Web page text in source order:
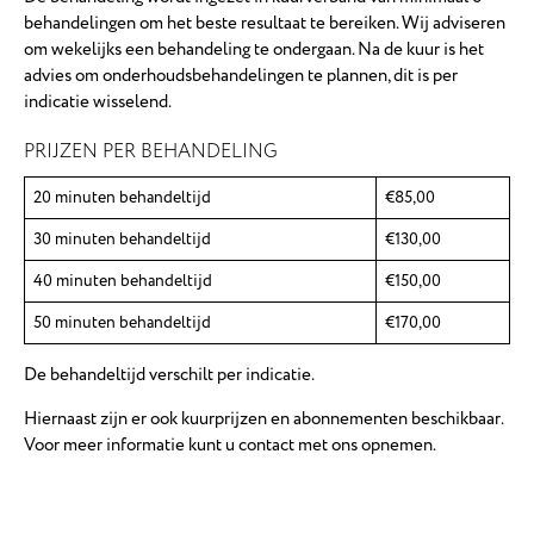
behandelingen om het beste resultaat te bereiken. Wij adviseren
om wekelijks een behandeling te ondergaan. Na de kuur is het
advies om onderhoudsbehandelingen te plannen, dit is per
indicatie wisselend.
PRIJZEN PER BEHANDELING
20 minuten behandeltijd
€85,00
30 minuten behandeltijd
€130,00
40 minuten behandeltijd
€150,00
50 minuten behandeltijd
€170,00
De behandeltijd verschilt per indicatie.
Hiernaast zijn er ook kuurprijzen en abonnementen beschikbaar.
Voor meer informatie kunt u contact met ons opnemen.